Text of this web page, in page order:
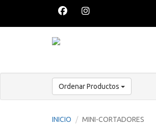
Ordenar Productos
INICIO MINI-CORTADORES